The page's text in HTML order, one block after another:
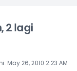
2 lagi
: May 26, 2010 2:23 AM